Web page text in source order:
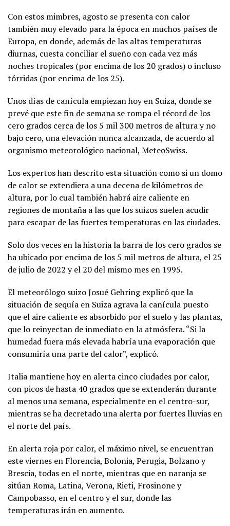
Con estos mimbres, agosto se presenta con calor
también muy elevado para la época en muchos países de
Europa, en donde, además de las altas temperaturas
diurnas, cuesta conciliar el sueño con cada vez más
noches tropicales (por encima de los 20 grados) o incluso
tórridas (por encima de los 25).
Unos días de canícula empiezan hoy en Suiza, donde se
prevé que este fin de semana se rompa el récord de los
cero grados cerca de los 5 mil 300 metros de altura y no
bajo cero, una elevación nunca alcanzada, de acuerdo al
organismo meteorológico nacional, MeteoSwiss.
Los expertos han descrito esta situación como si un domo
de calor se extendiera a una decena de kilómetros de
altura, por lo cual también habrá aire caliente en
regiones de montaña a las que los suizos suelen acudir
para escapar de las fuertes temperaturas en las ciudades.
Solo dos veces en la historia la barra de los cero grados se
ha ubicado por encima de los 5 mil metros de altura, el 25
de julio de 2022 y el 20 del mismo mes en 1995.
El meteorólogo suizo Josué Gehring explicó que la
situación de sequía en Suiza agrava la canícula puesto
que el aire caliente es absorbido por el suelo y las plantas,
que lo reinyectan de inmediato en la atmósfera. “Si la
humedad fuera más elevada habría una evaporación que
consumiría una parte del calor”, explicó.
Italia mantiene hoy en alerta cinco ciudades por calor,
con picos de hasta 40 grados que se extenderán durante
al menos una semana, especialmente en el centro-sur,
mientras se ha decretado una alerta por fuertes lluvias en
el norte del país.
En alerta roja por calor, el máximo nivel, se encuentran
este viernes en Florencia, Bolonia, Perugia, Bolzano y
Brescia, todas en el norte, mientras que en naranja se
sitúan Roma, Latina, Verona, Rieti, Frosinone y
Campobasso, en el centro y el sur, donde las
temperaturas irán en aumento.